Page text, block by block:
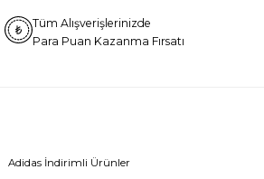
Tüm Alışverişlerinizde
Para Puan Kazanma Fırsatı
Adidas İndirimli Ürünler